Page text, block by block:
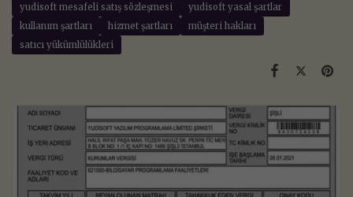
yudisoft mesafeli satış sözleşmesi
yudisoft yasal şartlar
kullanım şartları
hizmet şartları
müşteri hakları
satıcı yükümlülükleri